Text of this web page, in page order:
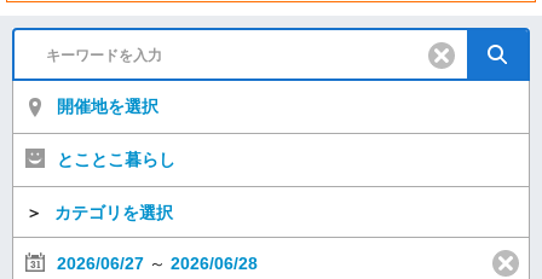
開催地を選択
とことこ暮らし
＞ カテゴリを選択
2026/06/27 ～ 2026/06/28